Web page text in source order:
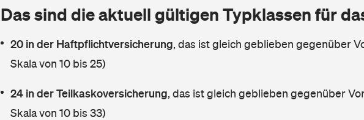
Das sind die aktuell gültigen Typklassen für
20 in der Haftpflichtversicherung, das ist gleich geblieben gegenüber
Skala von 10 bis 25)
24 in der Teilkaskoversicherung, das ist gleich geblieben gegenüber
Skala von 10 bis 33)